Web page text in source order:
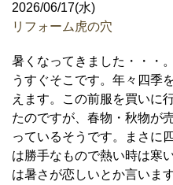
2026/06/17(水)
リフォーム虎の穴
暑くなってきました・・・
うすぐそこです。年々四季
えます。この前服を買いに
たのですが、春物・秋物が
っているそうです。まさに
は勝手なもので熱い時は寒
は暑さが恋しいとか言いま